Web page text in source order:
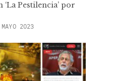
Pestilencia’ por
2023